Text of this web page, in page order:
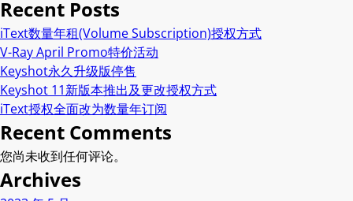
Recent Posts
iText数量年租(Volume Subscription)授权方式
V-Ray April Promo特价活动
Keyshot永久升级版停售
Keyshot 11新版本推出及更改授权方式
iText授权全面改为数量年订阅
Recent Comments
您尚未收到任何评论。
Archives